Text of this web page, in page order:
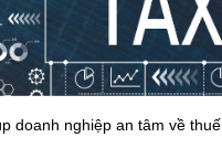
doanh nghiệp an tâm về thuế